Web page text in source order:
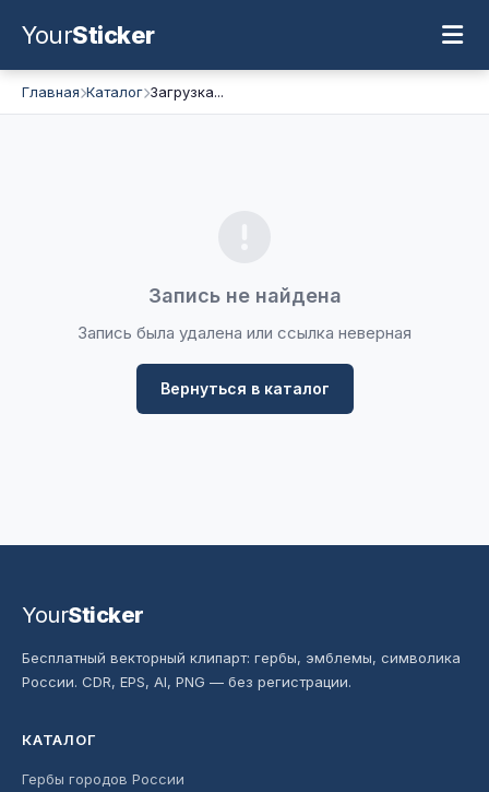
YourSticker
Главная Каталог Загрузка...
Запись не найдена
Запись была удалена или ссылка неверная
Вернуться в каталог
YourSticker
Бесплатный векторный клипарт: гербы, эмблемы, символика
России. CDR, EPS, AI, PNG — без регистрации.
КАТАЛОГ
Гербы городов России